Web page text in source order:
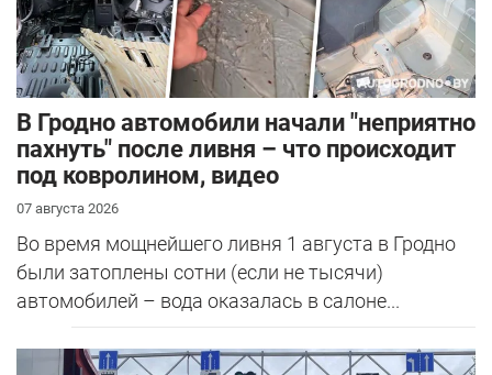
В Гродно автомобили начали "неприятно
пахнуть" после ливня – что происходит
под ковролином, видео
07 августа 2026
Во время мощнейшего ливня 1 августа в Гродно
были затоплены сотни (если не тысячи)
автомобилей – вода оказалась в салоне...